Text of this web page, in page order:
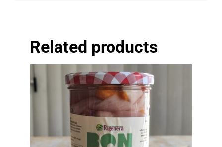
Related products